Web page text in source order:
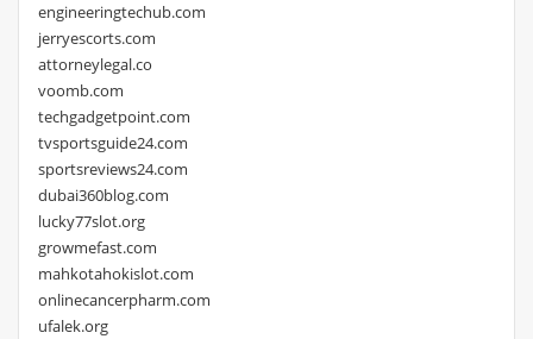
engineeringtechub.com
jerryescorts.com
attorneylegal.co
voomb.com
techgadgetpoint.com
tvsportsguide24.com
sportsreviews24.com
dubai360blog.com
lucky77slot.org
growmefast.com
mahkotahokislot.com
onlinecancerpharm.com
ufalek.org